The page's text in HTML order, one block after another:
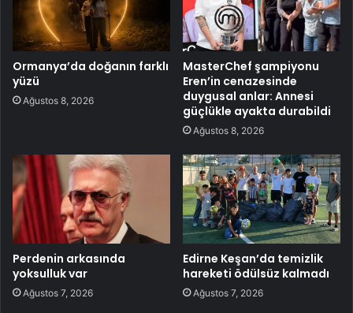
Ormanya’da doğanın farklı
yüzü
Ağustos 8, 2026
MasterChef şampiyonu
Eren’in cenazesinde
duygusal anlar: Annesi
güçlükle ayakta durabildi
Ağustos 8, 2026
Perdenin arkasında
yoksulluk var
Ağustos 7, 2026
Edirne Keşan’da temizlik
hareketi ödülsüz kalmadı
Ağustos 7, 2026